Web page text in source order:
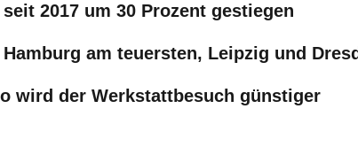
2017 um 30 Prozent gestiegen
am teuersten, Leipzig und
wird der Werkstattbesuch günstiger